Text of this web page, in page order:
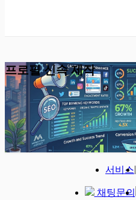
프로필 신속 제작
서비스|
채팅문의